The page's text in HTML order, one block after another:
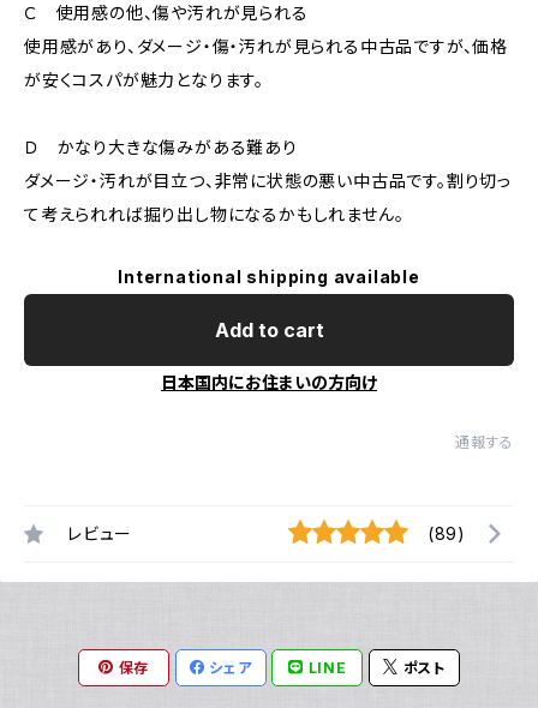
Ｃ 使用感の他、傷や汚れが見られる
使用感があり、ダメージ・傷・汚れが見られる中古品ですが、価格
が安くコスパが魅力となります。
Ｄ かなり大きな傷みがある難あり
ダメージ・汚れが目立つ、非常に状態の悪い中古品です。割り切っ
て考えられれば掘り出し物になるかもしれません。
International shipping available
Add to cart
日本国内にお住まいの方向け
通報する
レビュー (89)
保存 シェア LINE ポスト